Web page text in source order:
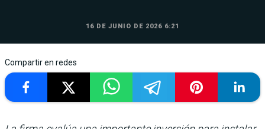
16 DE JUNIO DE 2026 6:21
Compartir en redes